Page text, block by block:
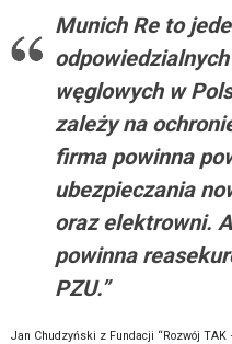
Munich Re to
węglowych w
zależy na
firma powinna
ubezpieczania
oraz elektrowni.
powinna
PZU.”
Jan Chudzyński z Fundacji “Rozwój TAK